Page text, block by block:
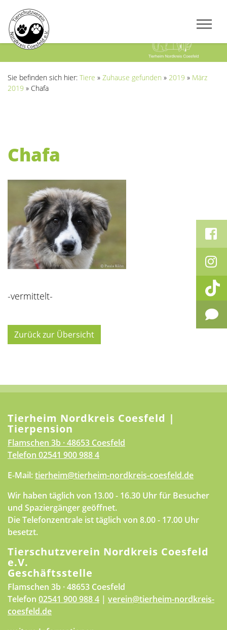
Sie befinden sich hier: Tiere » Zuhause gefunden » 2019 » März
2019 » Chafa
Chafa
-vermittelt-
Zurück zur Übersicht
Tierheim Nordkreis Coesfeld |
Tierpension
Flamschen 3b · 48653 Coesfeld
Telefon 02541 900 988 4
E-Mail:tierheim@tierheim-nordkreis-coesfeld.de
Wir haben täglich von 13.00 - 16.30 Uhr für Besucher
und Spaziergänger geöffnet.
Die Telefonzentrale ist täglich von 8.00 - 17.00 Uhr
besetzt.
Tierschutzverein Nordkreis Coesfeld
e.V.
Geschäftsstelle
Flamschen 3b · 48653 Coesfeld
Telefon 02541 900 988 4 | verein@tierheim-nordkreis-
coesfeld.de